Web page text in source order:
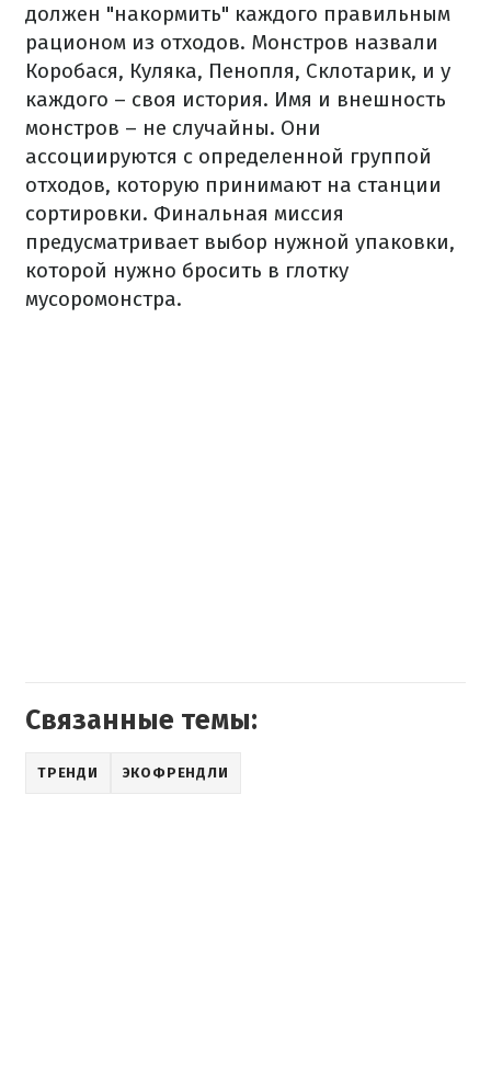
должен "накормить" каждого правильным
рационом из отходов. Монстров назвали
Коробася, Куляка, Пенопля, Склотарик, и у
каждого – своя история. Имя и внешность
монстров – не случайны. Они
ассоциируются с определенной группой
отходов, которую принимают на станции
сортировки. Финальная миссия
предусматривает выбор нужной упаковки,
которой нужно бросить в глотку
мусоромонстра.
Связанные темы:
ТРЕНДИ ЭКОФРЕНДЛИ